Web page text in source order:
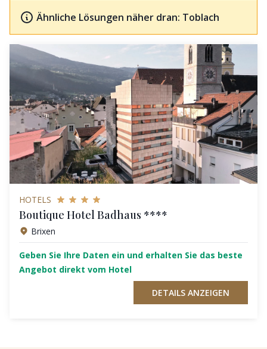
Ähnliche Lösungen näher dran: Toblach
HOTELS
Boutique Hotel Badhaus ****
Brixen
Geben Sie Ihre Daten ein und erhalten Sie das beste
Angebot direkt vom Hotel
DETAILS ANZEIGEN